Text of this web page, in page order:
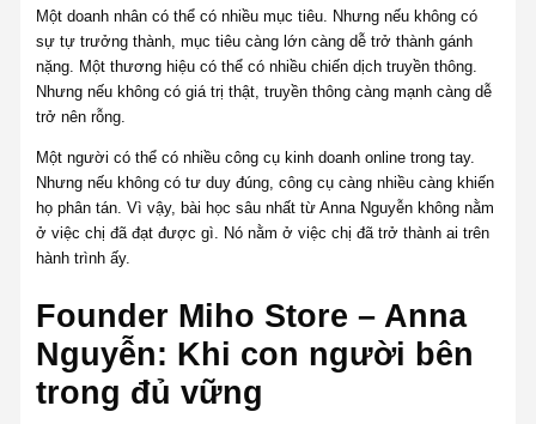
Một doanh nhân có thể có nhiều mục tiêu. Nhưng nếu không có
sự tự trưởng thành, mục tiêu càng lớn càng dễ trở thành gánh
nặng. Một thương hiệu có thể có nhiều chiến dịch truyền thông.
Nhưng nếu không có giá trị thật, truyền thông càng mạnh càng dễ
trở nên rỗng.
Một người có thể có nhiều công cụ kinh doanh online trong tay.
Nhưng nếu không có tư duy đúng, công cụ càng nhiều càng khiến
họ phân tán. Vì vậy, bài học sâu nhất từ Anna Nguyễn không nằm
ở việc chị đã đạt được gì. Nó nằm ở việc chị đã trở thành ai trên
hành trình ấy.
Founder Miho Store – Anna
Nguyễn: Khi con người bên
trong đủ vững